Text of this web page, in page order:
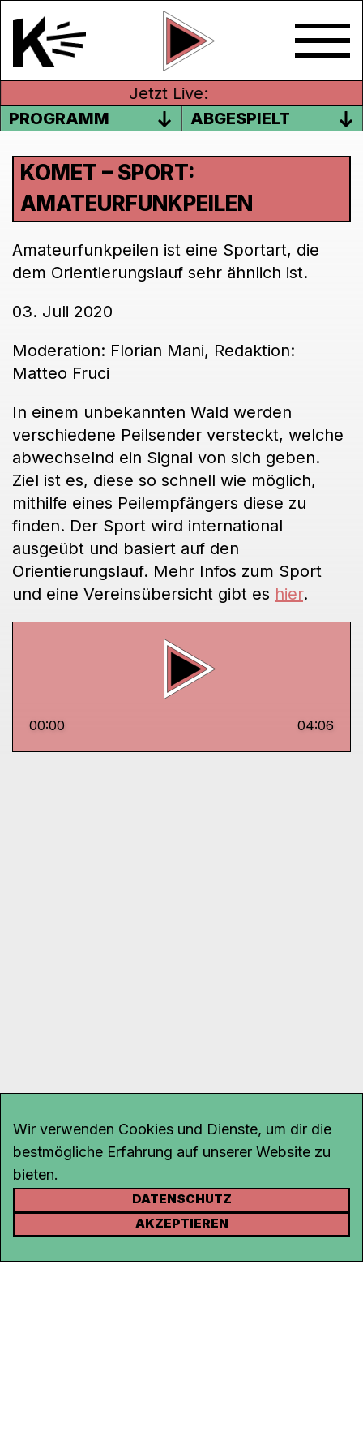
Jetzt Live:
PROGRAMM
ABGESPIELT
KOMET – SPORT:
AMATEURFUNKPEILEN
Amateurfunkpeilen ist eine Sportart, die
dem Orientierungslauf sehr ähnlich ist.
03. Juli 2020
Moderation: Florian Mani, Redaktion:
Matteo Fruci
In einem unbekannten Wald werden
verschiedene Peilsender versteckt, welche
abwechselnd ein Signal von sich geben.
Ziel ist es, diese so schnell wie möglich,
mithilfe eines Peilempfängers diese zu
finden. Der Sport wird international
ausgeübt und basiert auf den
Orientierungslauf. Mehr Infos zum Sport
und eine Vereinsübersicht gibt es hier.
00:00 04:06
KONTAKT
Rohrerstrasse 20
Wir verwenden Cookies und Dienste, um dir die
bestmögliche Erfahrung auf unserer Website zu
bieten.
DATENSCHUTZ
AKZEPTIEREN